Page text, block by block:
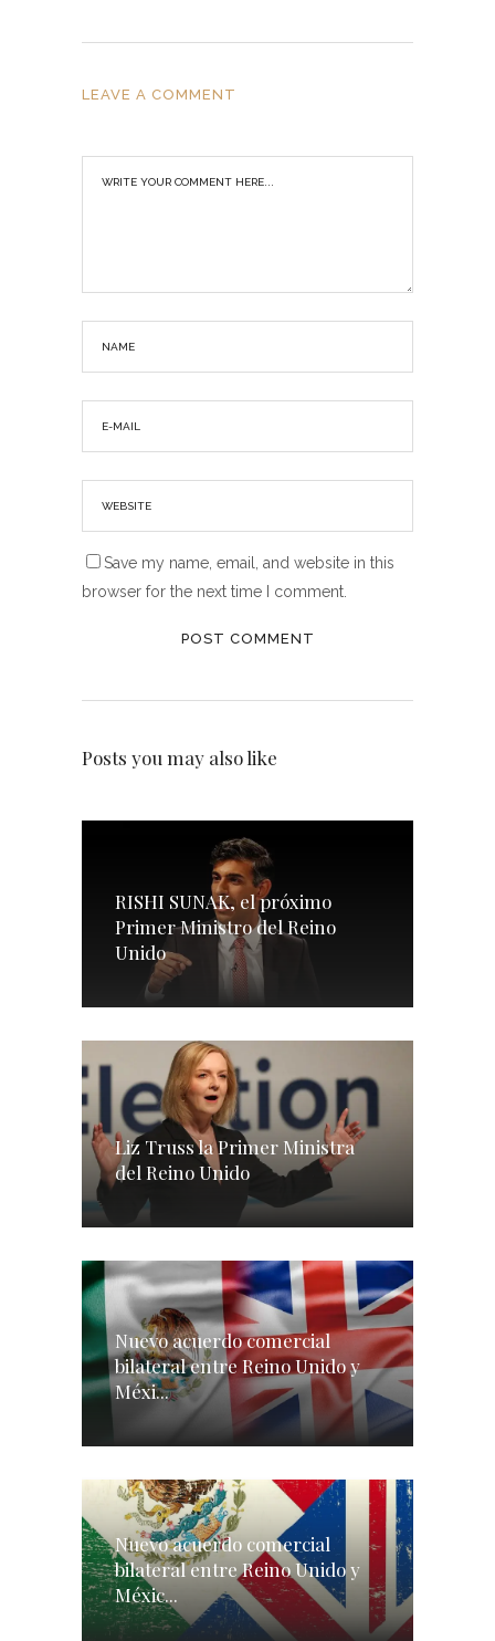
LEAVE A COMMENT
Save my name, email, and website in this
browser for the next time I comment.
Posts you may also like
RISHI SUNAK, el próximo
Primer Ministro del Reino
Unido
Liz Truss la Primer Ministra
del Reino Unido
Nuevo acuerdo comercial
bilateral entre Reino Unido y
Méxi...
Nuevo acuerdo comercial
bilateral entre Reino Unido y
Méxic...